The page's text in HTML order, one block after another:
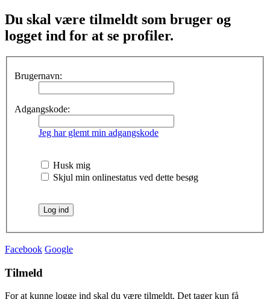
Du skal være tilmeldt som bruger og
logget ind for at se profiler.
Brugernavn:
Adgangskode:
Jeg har glemt min adgangskode
Husk mig
Skjul min onlinestatus ved dette besøg
Facebook Google
Tilmeld
For at kunne logge ind skal du være tilmeldt. Det tager kun få